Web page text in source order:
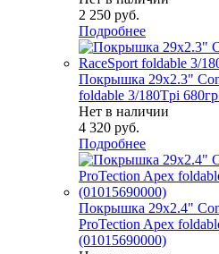
2 250 руб.
Подробнее
Покрышка 29x2.3"
foldable 3/180Tpi
Нет в наличии
4 320 руб.
Подробнее
Покрышка 29x2.4"
ProTection Apex
(01015690000)